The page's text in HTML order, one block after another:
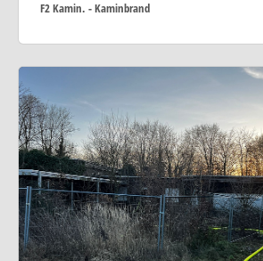
F2 Kamin. - Kaminbrand